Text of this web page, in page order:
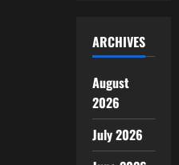
ARCHIVES
August
2026
July 2026